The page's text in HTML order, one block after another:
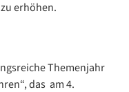
erhöhen.
Themenjahr
das am 4.